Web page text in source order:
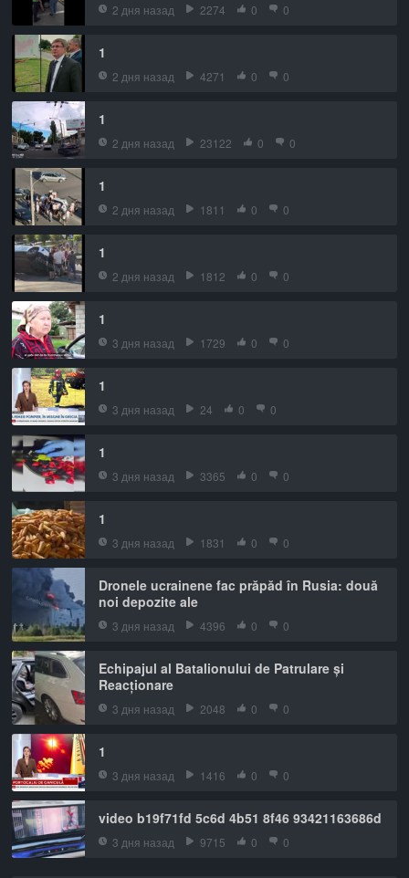
2 дня назад 2274 0 0
1
2 дня назад 4271 0 0
1
2 дня назад 23122 0 0
1
2 дня назад 1811 0 0
1
2 дня назад 1812 0 0
1
3 дня назад 1729 0 0
1
3 дня назад 24 0 0
1
3 дня назад 3365 0 0
1
3 дня назад 1831 0 0
Dronele ucrainene fac prăpăd în Rusia: două
noi depozite ale
3 дня назад 4396 0 0
Echipajul al Batalionului de Patrulare și
Reacționare
3 дня назад 2048 0 0
1
3 дня назад 1416 0 0
video b19f71fd 5c6d 4b51 8f46 93421163686d
3 дня назад 9715 0 0